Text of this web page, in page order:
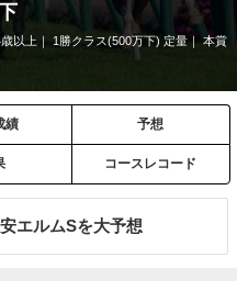
以上 1勝クラス(500万下) 定量
本賞
績 予想
コースレコード
エルムSを大予想